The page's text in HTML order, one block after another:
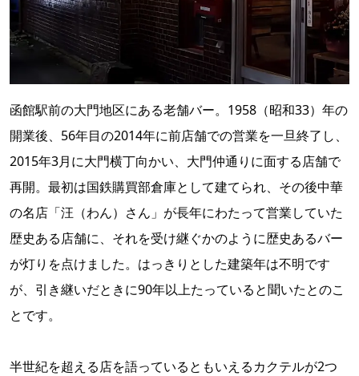
函館駅前の大門地区にある老舗バー。1958（昭和33）年の
開業後、56年目の2014年に前店舗での営業を一旦終了し、
2015年3月に大門横丁向かい、大門仲通りに面する店舗で
再開。最初は国鉄購買部倉庫として建てられ、その後中華
の名店「汪（わん）さん」が長年にわたって営業していた
歴史ある店舗に、それを受け継ぐかのように歴史あるバー
が灯りを点けました。はっきりとした建築年は不明です
が、引き継いだときに90年以上たっていると聞いたとのこ
とです。
半世紀を超える店を語っているともいえるカクテルが2つ